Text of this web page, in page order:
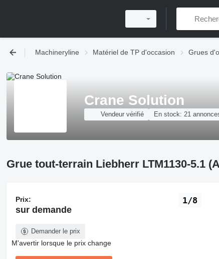
Machineryline Matériel de TP d'occasion Grues
Crane Solution
Vendeur vérifié En stock: 21
Grue tout-terrain Liebherr LTM1130-5.1
1/8
Prix:
sur demande
Demander le prix
M'avertir lorsque le prix change